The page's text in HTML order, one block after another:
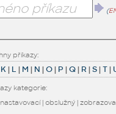
(
příkazy:
K| L | M | N |O| P |Q| R |S|T|
kategorie:
nastavovací| obslužný|